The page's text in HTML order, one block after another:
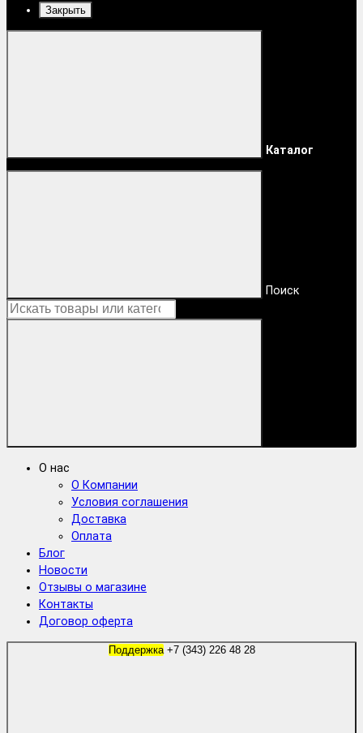
Закрыть
Каталог
Поиск
О нас
О Компании
Условия соглашения
Доставка
Оплата
Блог
Новости
Отзывы о магазине
Контакты
Договор оферта
Поддержка +7 (343) 226 48 28